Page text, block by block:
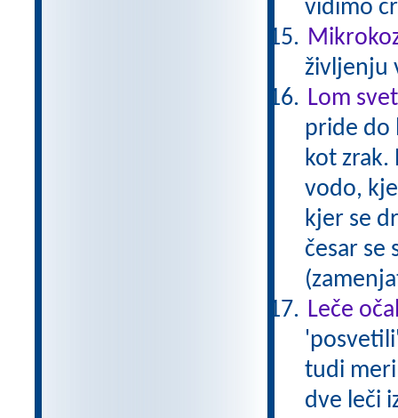
vidimo
življenju
Lom
pride do
kot zrak.
vodo,
kjer se
česar se
Leče
tudi
dve leči